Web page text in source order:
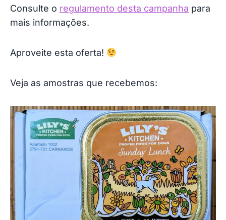
Consulte o regulamento desta campanha para
mais informações.
Aproveite esta oferta!
Veja as amostras que recebemos: